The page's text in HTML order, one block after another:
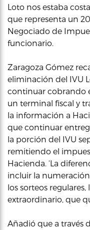
Loto nos estaba
que representa un
Negociado de
funcionario.
Zaragoza Gómez
eliminación del IVU
continuar cobrando
un terminal fiscal y
la información a
que continuar
la porción del IVU
remitiendo el
Hacienda. ‘La
incluir la
los sorteos regulares,
extraordinario, que
Añadió que a través